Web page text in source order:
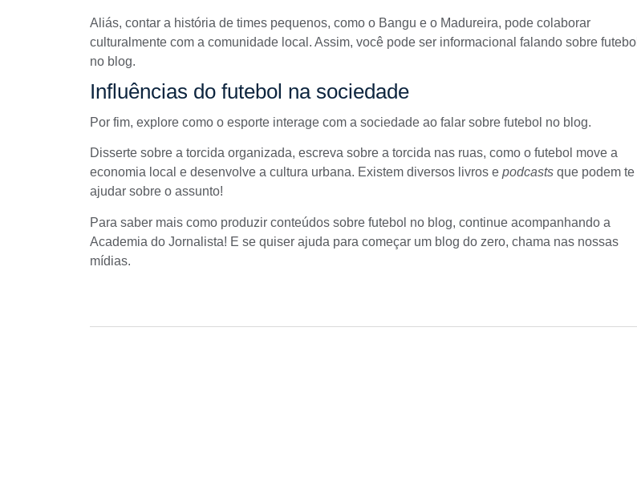
Aliás, contar a história de times pequenos, como o Bangu e o Madureira, pode colaborar
culturalmente com a comunidade local. Assim, você pode ser informacional falando sobre futebol
no blog.
Influências do futebol na sociedade
Por fim, explore como o esporte interage com a sociedade ao falar sobre futebol no blog.
Disserte sobre a torcida organizada, escreva sobre a torcida nas ruas, como o futebol move a
economia local e desenvolve a cultura urbana. Existem diversos livros e podcasts que podem te
ajudar sobre o assunto!
Para saber mais como produzir conteúdos sobre futebol no blog, continue acompanhando a
Academia do Jornalista! E se quiser ajuda para começar um blog do zero, chama nas nossas
mídias.